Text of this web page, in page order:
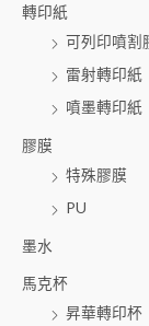
轉印紙
可列印噴割
雷射轉印紙
噴墨轉印紙
膠膜
特殊膠膜
PU
墨水
馬克杯
昇華轉印杯